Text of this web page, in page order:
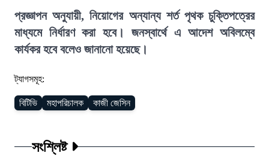
প্রজ্ঞাপন অনুযায়ী, নিয়োগের অন্যান্য শর্ত পৃথক চুক্তিপত্রের
মাধ্যমে নির্ধারণ করা হবে। জনস্বার্থে এ আদেশ অবিলম্বে
কার্যকর হবে বলেও জানানো হয়েছে।
ট্যাগসমূহ:
বিটিভি মহাপরিচালক কাজী জেসিন
সংশ্লিষ্ট